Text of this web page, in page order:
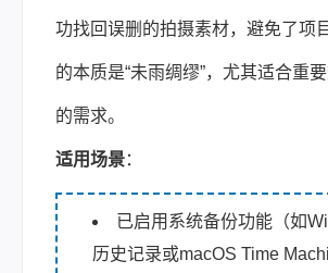
功找回误删的拍摄素材，避免了项
的本质是“未雨绸缪”，尤其适合重
的需求。
适用场景：
已启用系统备份功能（如
历史记录或macOS Time